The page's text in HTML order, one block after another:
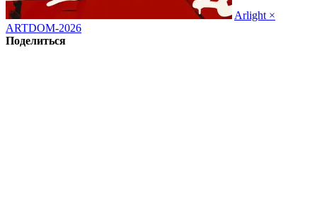
Arlight ×
ARTDOM-2026
Поделиться